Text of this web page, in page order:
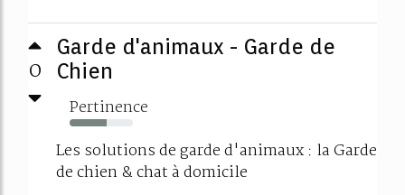
0
Garde d'animaux - Garde de
Chien
Pertinence
59%
Les solutions de garde d'animaux : la Garde
de chien & chat à domicile